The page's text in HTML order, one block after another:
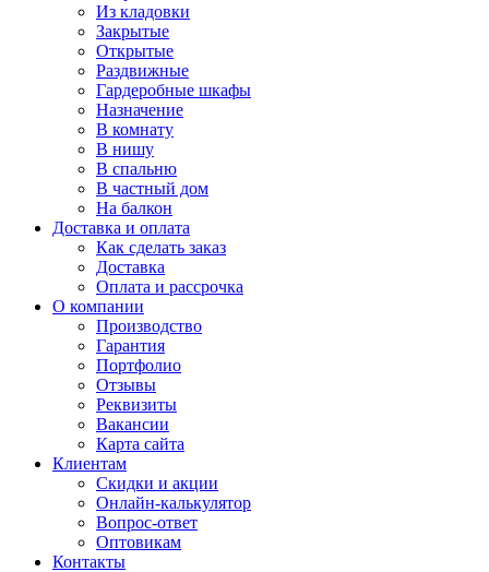
Из кладовки
Закрытые
Открытые
Раздвижные
Гардеробные шкафы
Назначение
В комнату
В нишу
В спальню
В частный дом
На балкон
Доставка и оплата
Как сделать заказ
Доставка
Оплата и рассрочка
О компании
Производство
Гарантия
Портфолио
Отзывы
Реквизиты
Вакансии
Карта сайта
Клиентам
Скидки и акции
Онлайн-калькулятор
Вопрос-ответ
Оптовикам
Контакты